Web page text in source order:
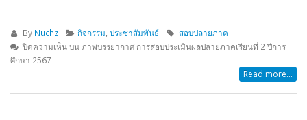
By Nuchz กิจกรรม ,ประชาสัมพันธ์
สอบปลายภาค
ปิดความเห็นบน ภาพบรรยากาศ การสอบประเมินผลปลายภาคเรียนที่ 2 ปีการ
ศึกษา 2567
Read more...